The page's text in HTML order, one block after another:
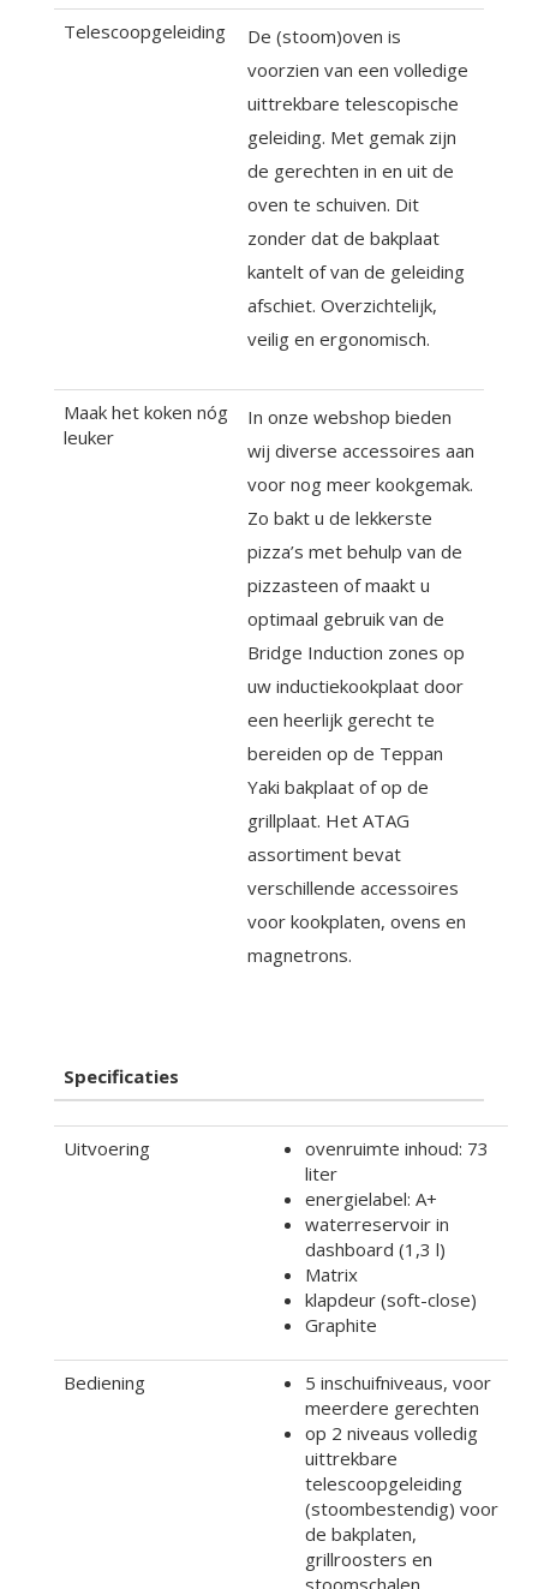
Telescoopgeleiding
De (stoom)oven is
voorzien van een volledige
uittrekbare telescopische
geleiding. Met gemak zijn
de gerechten in en uit de
oven te schuiven. Dit
zonder dat de bakplaat
kantelt of van de geleiding
afschiet. Overzichtelijk,
veilig en ergonomisch.
Maak het koken nóg
leuker
In onze webshop bieden
wij diverse accessoires aan
voor nog meer kookgemak.
Zo bakt u de lekkerste
pizza’s met behulp van de
pizzasteen of maakt u
optimaal gebruik van de
Bridge Induction zones op
uw inductiekookplaat door
een heerlijk gerecht te
bereiden op de Teppan
Yaki bakplaat of op de
grillplaat. Het ATAG
assortiment bevat
verschillende accessoires
voor kookplaten, ovens en
magnetrons.
Specificaties
Uitvoering
ovenruimte inhoud: 73
liter
energielabel: A+
waterreservoir in
dashboard (1,3 l)
Matrix
klapdeur (soft-close)
Graphite
Bediening
5 inschuifniveaus, voor
meerdere gerechten
op 2 niveaus volledig
uittrekbare
telescoopgeleiding
(stoombestendig) voor
de bakplaten,
grillroosters en